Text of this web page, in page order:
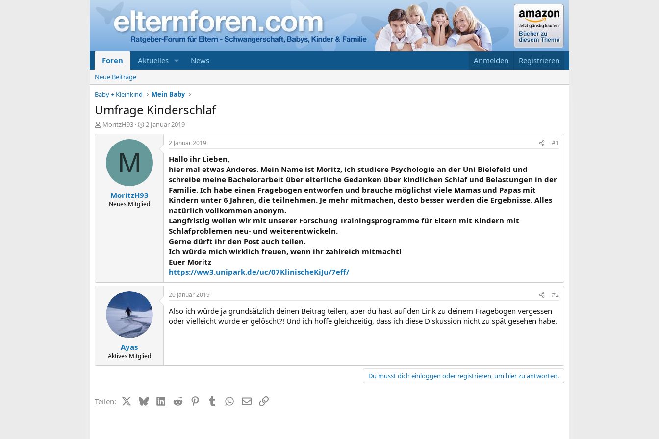
Foren Aktuelles News Anmelden Registrieren
Neue Beiträge
Baby + Kleinkind
Mein Baby
Umfrage Kinderschlaf
E
r
MoritzH93
E
r
t
l
a
m
2 Januar 2019
M
MoritzH93
Neues Mitglied
2 Januar 2019 #1
Hallo ihr Lieben,
hier mal etwas Anderes. Mein Name ist Moritz, ich studiere Psychologie an der Uni Bielefeld und
schreibe meine Bachelorarbeit über elterliche Gedanken über kindlichen Schlaf und Belastungen in der
Familie. Ich habe einen Fragebogen entworfen und brauche möglichst viele Mamas und Papas mit
Kindern unter 6 Jahren, die teilnehmen. Je mehr mitmachen, desto besser werden die Ergebnisse. Alles
natürlich vollkommen anonym.
Langfristig wollen wir mit unserer Forschung Trainingsprogramme für Eltern mit Kindern mit
Schlafproblemen neu- und weiterentwickeln.
Gerne dürft ihr den Post auch teilen.
Ich würde mich wirklich freuen, wenn ihr zahlreich mitmacht!
Euer Moritz
https://ww3.unipark.de/uc/07KlinischeKiJu/7eff/
Ayas
Aktives Mitglied
20 Januar 2019 #2
Also ich würde ja grundsätzlich deinen Beitrag teilen, aber du hast auf den Link zu deinem Fragebogen vergessen
oder vielleicht wurde er gelöscht?! Und ich hoffe gleichzeitig, dass ich diese Diskussion nicht zu spät gesehen habe.
Du musst dich einloggen oder registrieren, um hier zu antworten.
Teilen: X (Twitter)
BlueskyLinkedIn
Reddit PinterestTumblrWhatsApp
E-MailLink